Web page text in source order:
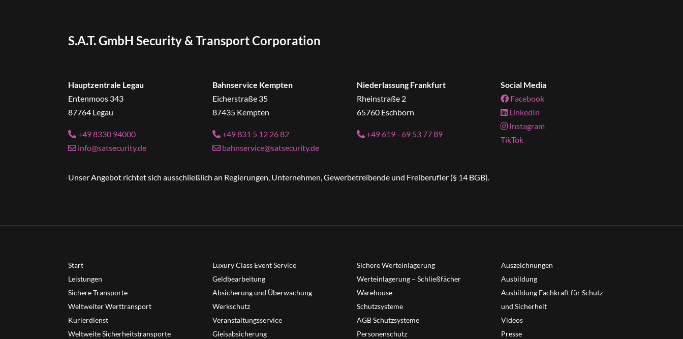
S.A.T. GmbH Security & Transport Corporation
Hauptzentrale Legau
Entenmoos 343
87764 Legau
+49 8330 94000
info@satsecurity.de
Bahnservice Kempten
Eicherstraße 35
87435 Kempten
+49 831 5 12 26 82
bahnservice@satsecurity.de
Niederlassung Frankfurt
Rheinstraße 2
65760 Eschborn
+49 619 - 69 53 77 89
Social Media
Facebook
LinkedIn
Instagram
TikTok
Unser Angebot richtet sich ausschließlich an Regierungen, Unternehmen, Gewerbetreibende und Freiberufler (§ 14 BGB).
Start
Leistungen
Sichere Transporte
Weltweiter Werttransport
Kurierdienst
Weltweite Sicherheitstransporte
Luxury Class Event Service
Geldbearbeitung
Absicherung und Überwachung
Werkschutz
Veranstaltungsservice
Gleisabsicherung
Sichere Werteinlagerung
Werteinlagerung – Schließfächer
Warehouse
Schutzsysteme
AGB Schutzsysteme
Personenschutz
Auszeichnungen
Ausbildung
Ausbildung Fachkraft für Schutz
und Sicherheit
Videos
Presse